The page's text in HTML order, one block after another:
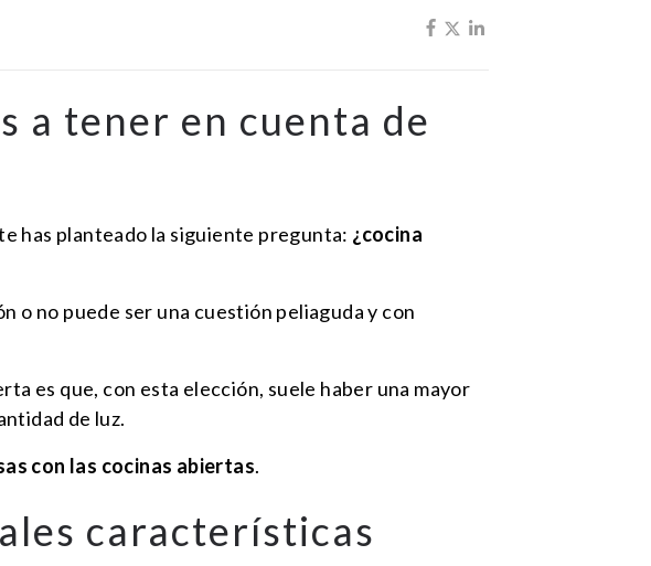
a tener en cuenta de
has planteado la siguiente pregunta: ¿cocina
o no puede ser una cuestión peliaguda y con
es que, con esta elección, suele haber una mayor
de luz.
con las cocinas abiertas.
características